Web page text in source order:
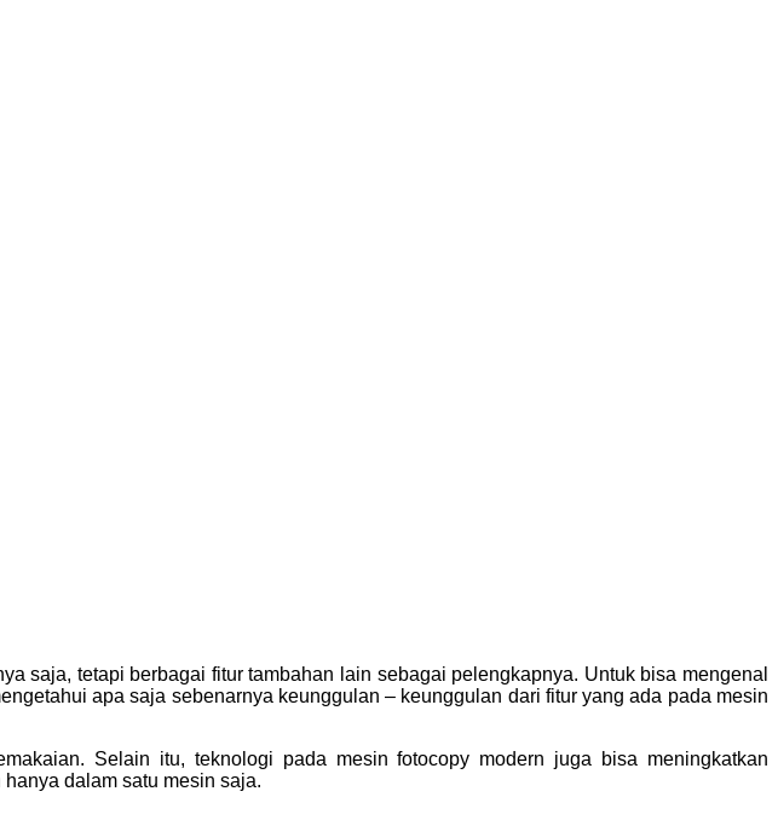
saja, tetapi berbagai fitur tambahan lain sebagai pelengkapnya. Untuk bisa mengenal
apa saja sebenarnya keunggulan – keunggulan dari fitur yang ada pada mesin
Selain itu, teknologi pada mesin fotocopy modern juga bisa meningkatkan
dalam satu mesin saja.